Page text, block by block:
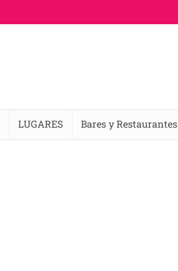
LUGARES Bares y Restaurantes